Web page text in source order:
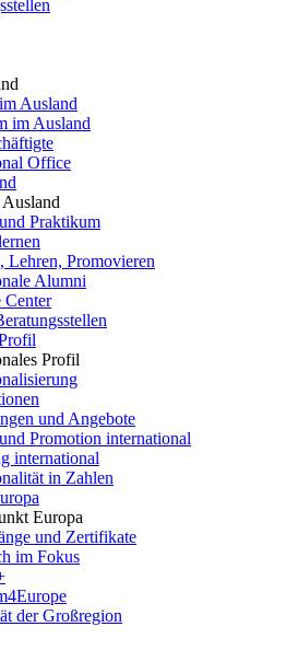
Ausland
im Ausland
Office
Praktikum
Lehren, Promovieren
Alumni
Center
Profil
und Angebote
Promotion international
international
in Zahlen
Europa
und Zertifikate
im Fokus
der Großregion